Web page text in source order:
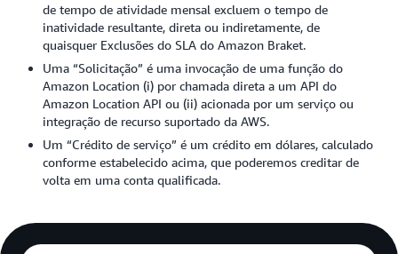
de tempo de atividade mensal excluem o tempo de
inatividade resultante, direta ou indiretamente, de
quaisquer Exclusões do SLA do Amazon Braket.
Uma “Solicitação” é uma invocação de uma função do
Amazon Location (i) por chamada direta a um API do
Amazon Location API ou (ii) acionada por um serviço ou
integração de recurso suportado da AWS.
Um “Crédito de serviço” é um crédito em dólares, calculado
conforme estabelecido acima, que poderemos creditar de
volta em uma conta qualificada.